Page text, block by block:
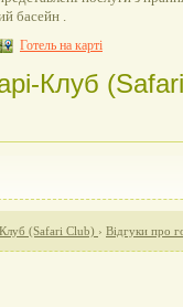
басейн .
Готель на карті
Клуб
(Safari Club) › Відгуки про